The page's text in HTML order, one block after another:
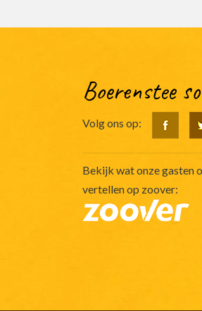
Boerenstee
Volg ons op:
Bekijk wat onze gasten
vertellen op zoover: